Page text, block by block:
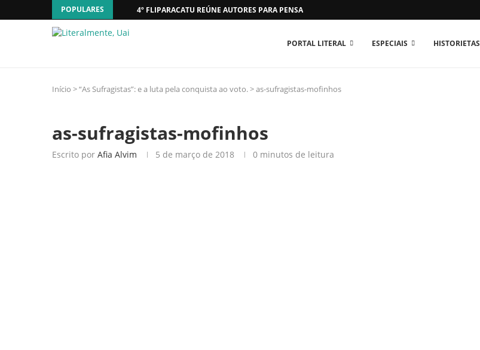
POPULARES 4º FLIPARACATU REÚNE AUTORES PARA PENSAR O MUNDO...
PORTAL LITERAL ESPECIAIS HISTORIETAS
Início >“As Sufragistas”: e a luta pela conquista ao voto.>as-sufragistas-mofinhos
as-sufragistas-mofinhos
Escrito por Afia Alvim 5 de março de 2018 0 minutos de leitura